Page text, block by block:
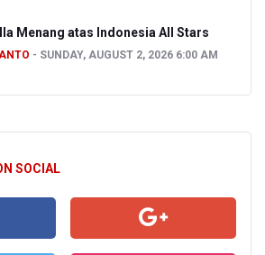
Menang atas Indonesia All Stars
SUNDAY, AUGUST 2, 2026 6:00 AM
SOCIAL